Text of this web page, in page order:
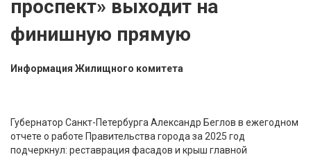
проспект» выходит на
финишную прямую
Информация Жилищного комитета
Губернатор Санкт-Петербурга Александр Беглов в ежегодном
отчете о работе Правительства города за 2025 год
подчеркнул: реставрация фасадов и крыш главной